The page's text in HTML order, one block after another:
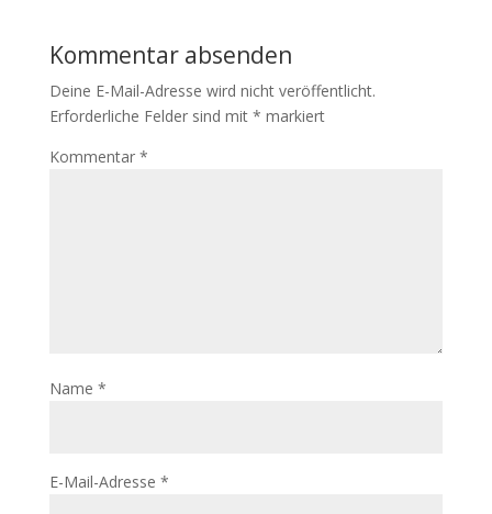
Kommentar absenden
Deine E-Mail-Adresse wird nicht veröffentlicht.
Erforderliche Felder sind mit * markiert
Kommentar *
Name *
E-Mail-Adresse *